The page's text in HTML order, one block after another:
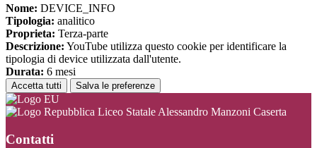
Nome: DEVICE_INFO
Tipologia: analitico
Proprieta: Terza-parte
Descrizione: YouTube utilizza questo cookie per identificare la
tipologia di device utilizzata dall'utente.
Durata: 6 mesi
Accetta tutti Salva le preferenze
Liceo Statale Alessandro Manzoni Caserta
Contatti